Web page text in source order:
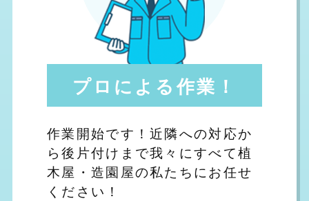
プロによる作業！
作業開始です！近隣への対応か
ら後片付けまで我々にすべて植
木屋・造園屋の私たちにお任せ
ください！